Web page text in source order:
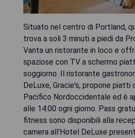
Situato nel centro di Portland,
trova a soli 3 minuti a piedi da
Vanta un ristorante in loco e
spaziose con TV a schermo
soggiorno. Il ristorante
DeLuxe, Gracie's, propone piatti
Pacifico Nordoccidentale ed è
alle 14:00 ogni giorno. Pass
fitness sono disponibili alla
camera all'Hotel DeLuxe